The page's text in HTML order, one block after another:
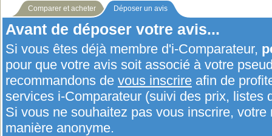
Comparer et acheter Déposer un avis
Avant de déposer votre avis...
Si vous êtes déjà membre d'i-Comparateur,
pour que votre avis soit associé à votre
recommandons de vous inscrire afin de
services i-Comparateur (suivi des prix, listes
Si vous ne souhaitez pas vous inscrire,
manière anonyme.